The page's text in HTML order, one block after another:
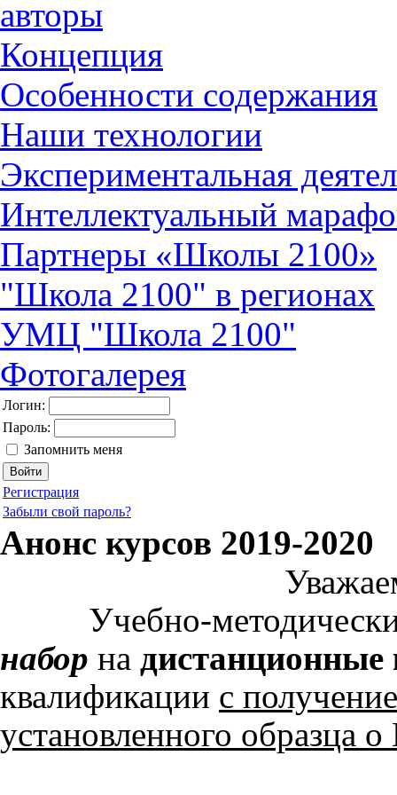
авторы
Концепция
Особенности содержания
Наши технологии
Экспериментальная
Интеллектуальный
Партнеры «Школы 2100»
"Школа 2100" в регионах
УМЦ "Школа 2100"
Фотогалерея
Логин:
Пароль:
Запомнить меня
Регистрация
Забыли свой пароль?
Анонс курсов 2019-2020
Учебно-
набор на дистанционные
квалификации с
установленного образца